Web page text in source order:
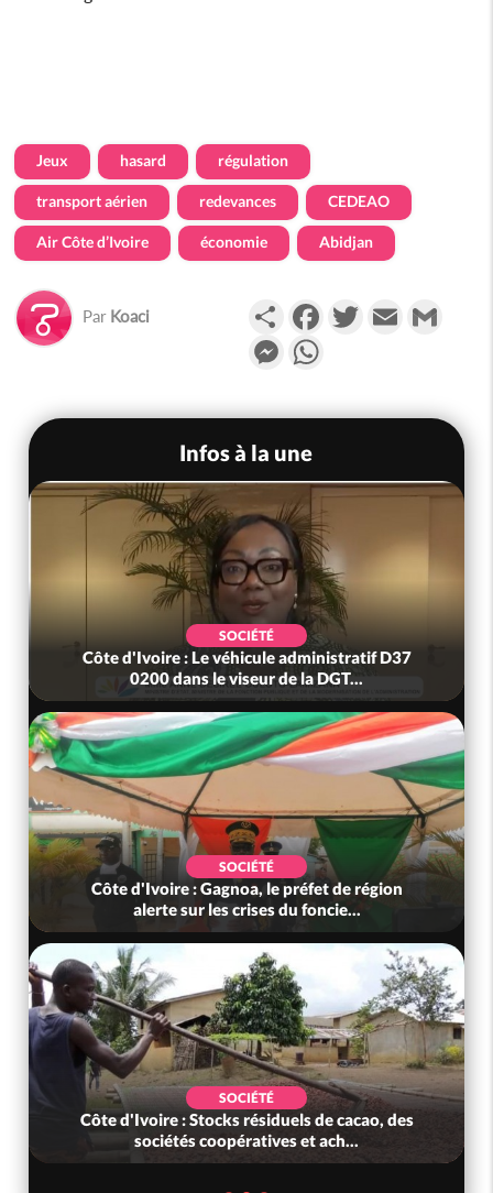
Jeux hasard régulation
transport aérien redevances CEDEAO
Air Côte d’Ivoire économie Abidjan
Par Koaci PartagerFacebookTwitterEmail
Messenger
Infos à la une
SOCIÉTÉ
Côte d'Ivoire : Le véhicule administratif D37
0200 dans le viseur de la DGT...
SOCIÉTÉ
Côte d'Ivoire : Gagnoa, le préfet de région
alerte sur les crises du foncie...
SOCIÉTÉ
Côte d'Ivoire : Stocks résiduels de cacao, des
sociétés coopératives et ach...